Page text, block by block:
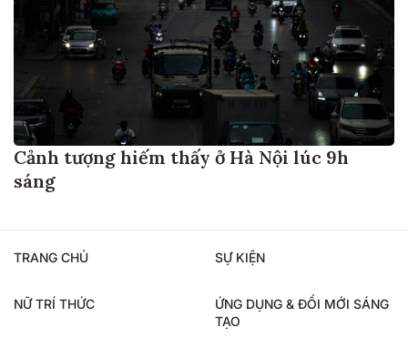
Cảnh tượng hiếm thấy ở Hà Nội lúc 9h
sáng
TRANG CHỦ SỰ KIỆN
NỮ TRÍ THỨC
ỨNG DỤNG & ĐỔI MỚI SÁNG
TẠO